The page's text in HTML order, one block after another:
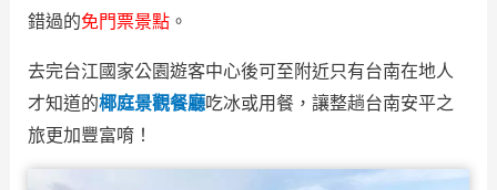
錯過的免門票景點。
去完台江國家公園遊客中心後可至附近只有台南在地人
才知道的椰庭景觀餐廳吃冰或用餐，讓整趟台南安平之
旅更加豐富唷！